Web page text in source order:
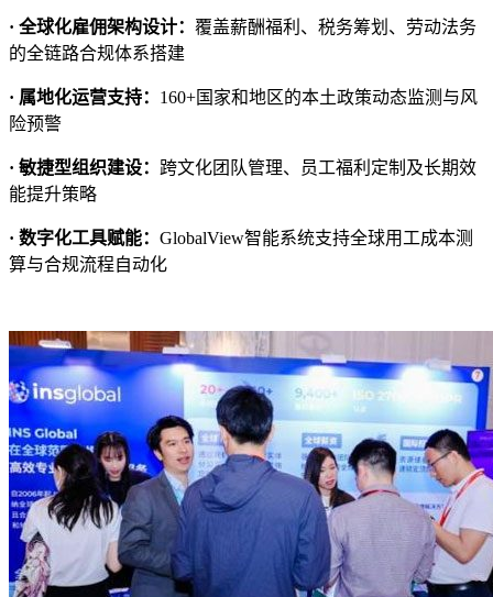
· 全球化雇佣架构设计： 覆盖薪酬福利、税务筹划、劳动法务
的全链路合规体系搭建
· 属地化运营支持： 160+国家和地区的本土政策动态监测与风
险预警
· 敏捷型组织建设： 跨文化团队管理、员工福利定制及长期效
能提升策略
· 数字化工具赋能： GlobalView智能系统支持全球用工成本测
算与合规流程自动化